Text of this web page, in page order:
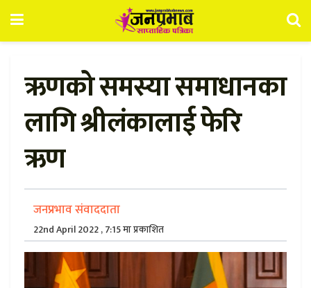
ऋणको समस्या समाधानका
लागि श्रीलंकालाई फेरि
ऋण
जनप्रभाव संवाददाता
22nd April 2022 , 7:15 मा प्रकाशित